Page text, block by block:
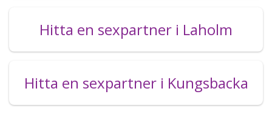
Hitta en sexpartner i Laholm
Hitta en sexpartner i Kungsbacka